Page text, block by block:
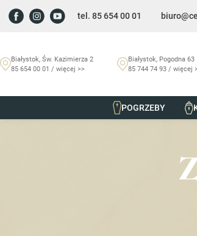
tel. 85 654 00 01
Białystok, Św. Kazimierza 2
85 654 00 01 / więcej >>
Białystok, Pogodna 63
85 744 74 93 / więcej
POGRZEBY
Szmurło Centrum Pogrzebowe /